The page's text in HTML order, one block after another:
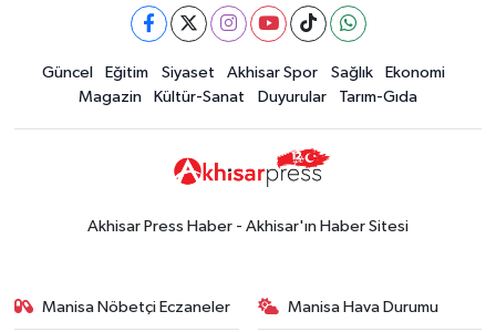
yaşadı
Yerel Haber
19:00Kadın ve Çocuk Giyimde Yeni
Dönem: Minik Terzi’den Anne-
Çocuk Stilini Tamamlayan
Koleksiyonlar
Güncel
18:57Akhisar'da Atatürk
Güncel Eğitim Siyaset Akhisar Spor Sağlık
Ekonomi
Magazin
Kültür-Sanat Duyurular Tarım-Gıda
Akhisar Press Haber - Akhisar'ın Haber Sitesi
Manisa Nöbetçi Eczaneler Manisa Hava Durumu